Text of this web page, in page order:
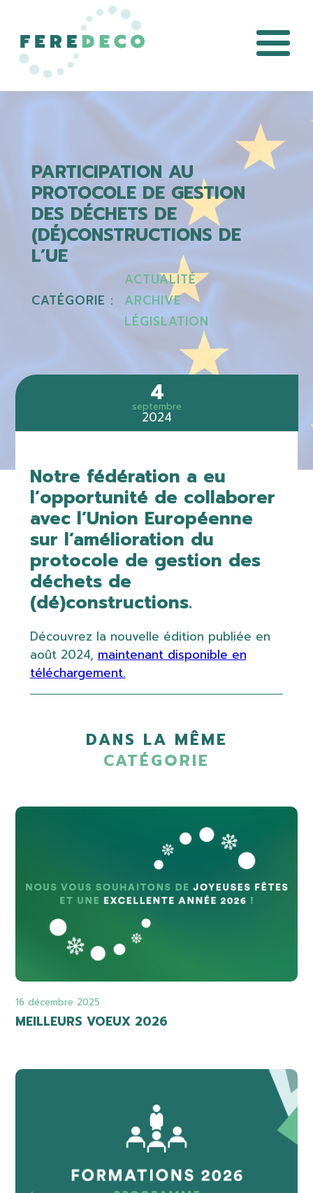
PARTICIPATION AU
PROTOCOLE DE GESTION
DES DÉCHETS DE
(DÉ)CONSTRUCTIONS DE
L’UE
CATÉGORIE :
ACTUALITÉ
ARCHIVE
LÉGISLATION
4
septembre
2024
Notre fédération a eu
l’opportunité de collaborer
avec l’Union Européenne
sur l’amélioration du
protocole de gestion des
déchets de
(dé)constructions.
Découvrez la nouvelle édition publiée en
août 2024,maintenant disponible en
téléchargement.
DANS LA MÊME
CATÉGORIE
16 décembre 2025
MEILLEURS VOEUX 2026